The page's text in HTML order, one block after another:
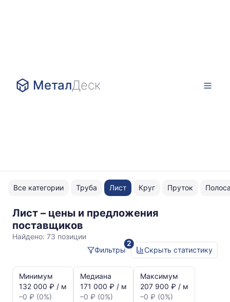
МеталДеск
Все категории Труба Лист Круг Пруток
Лист – цены и предложения
поставщиков
08Х17
Найдено: 73 позиции
2
Фильтры
Скрыть статистику
динамика
цен:
Минимум
132 000 ₽ / м
–0 ₽ (0%)
Медиана
171 000 ₽ / м
–0 ₽ (0%)
Максимум
207 900 ₽ / м
–0 ₽ (0%)